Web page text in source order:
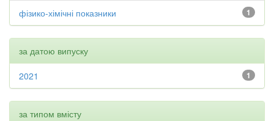
1
фізико-хімічні показники
за датою випуску
1
2021
за типом вмісту